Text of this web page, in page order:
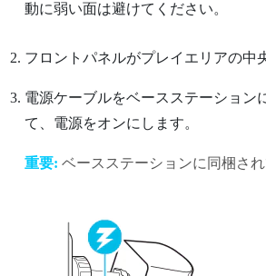
動に弱い面は避けてください。
フロントパネルがプレイエリアの中
電源ケーブルをベースステーション
て、電源をオンにします。
重要: ベースステーションに同梱さ